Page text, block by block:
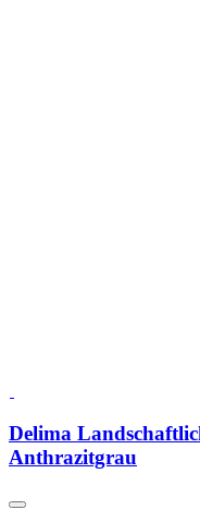
Delima
Anthrazitgrau